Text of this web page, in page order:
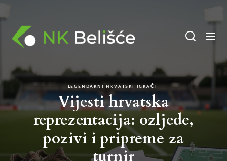
to
content
LEGENDARNI HRVATSKI IGRAČI
Vijesti hrvatska
reprezentacija: ozljede,
pozivi i pripreme za
turnir